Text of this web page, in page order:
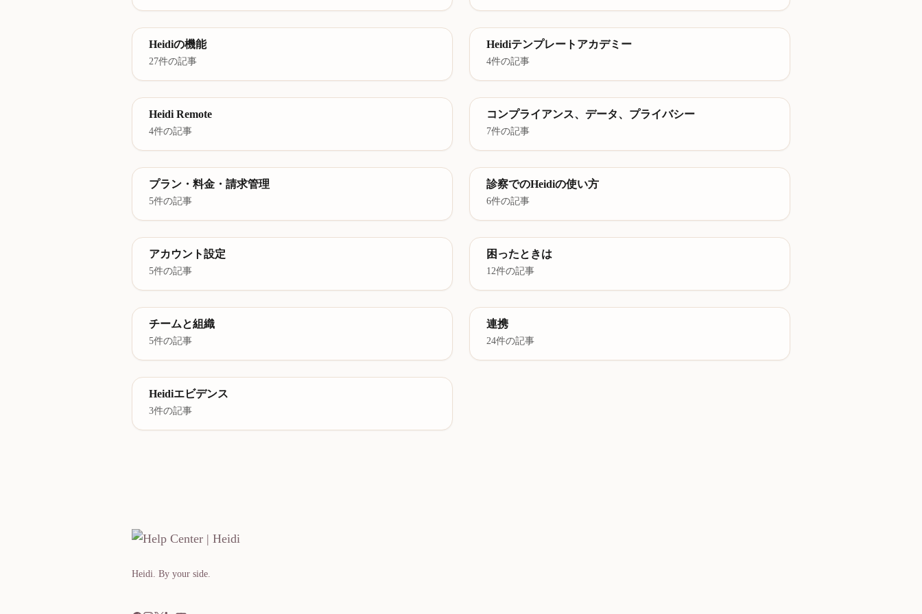
Heidiの機能
27件の記事
Heidiテンプレートアカデミー
4件の記事
Heidi Remote
4件の記事
コンプライアンス、データ、プライバシー
7件の記事
プラン・料金・請求管理
5件の記事
診察でのHeidiの使い方
6件の記事
アカウント設定
5件の記事
困ったときは
12件の記事
チームと組織
5件の記事
連携
24件の記事
Heidiエビデンス
3件の記事
Heidi. By your side.​​​​‌ ‍ ​‍​‍‌‍ ‌ ​‍‌‍‍‌‌‍‌ ‌‍‍‌‌‍ ‍​‍​‍​ ‍‍​‍​‍‌ ​ ‌‍​‌‌‍ ‍‌‍‍‌‌ ‌​‌ ‍‌​‍ ‍‌‍‍‌‌‍ ​‍​‍​‍ ​​‍​‍‌‍‍​‌ ​‍‌‍‌‌